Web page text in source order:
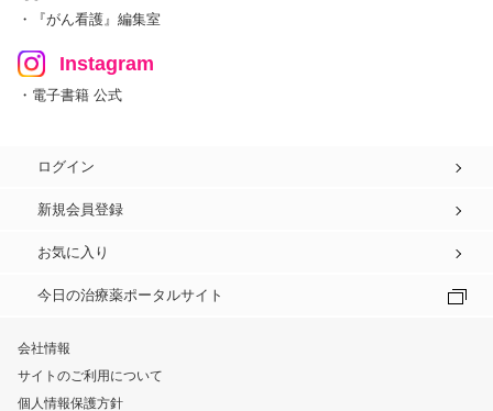
・『がん看護』編集室
Instagram
・電子書籍 公式
ログイン
新規会員登録
お気に入り
今日の治療薬ポータルサイト
会社情報
サイトのご利用について
個人情報保護方針